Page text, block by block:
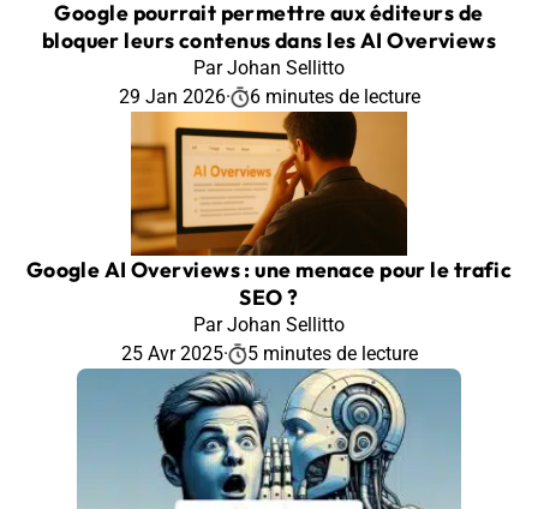
Google pourrait permettre aux éditeurs de
bloquer leurs contenus dans les AI Overviews
Par Johan Sellitto
29 Jan 2026· 6 minutes de lecture
Google AI Overviews : une menace pour le trafic
SEO ?
Par Johan Sellitto
25 Avr 2025· 5 minutes de lecture